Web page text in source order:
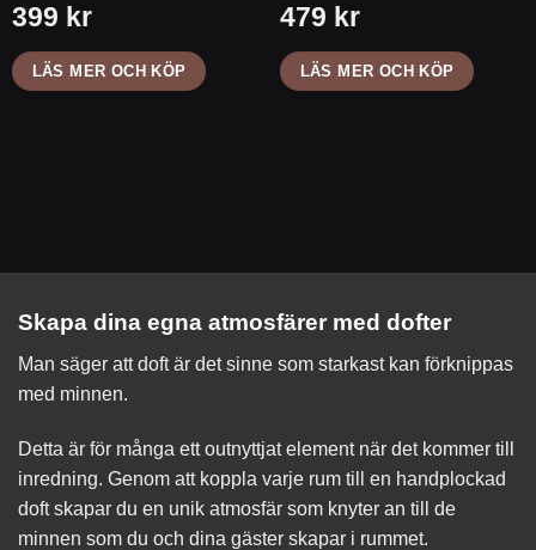
LÄS MER OCH KÖP LÄS MER OCH KÖP
Skapa dina egna atmosfärer med dofter
Man säger att doft är det sinne som starkast kan förknippas
med minnen.
Detta är för många ett outnyttjat element när det kommer till
inredning. Genom att koppla varje rum till en handplockad
doft skapar du en unik atmosfär som knyter an till de
minnen som du och dina gäster skapar i rummet.